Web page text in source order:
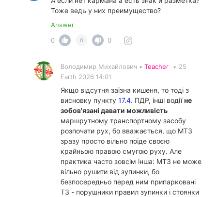
Тоже ведь у них преимущество?
Answer
0
0 0
Володимир Михайлович • Teacher • 25
Farth 2026 14:01
Якщо відсутня заїзна кишеня, то тоді з
висновку пункту 17.4. ПДР, інші водіїне
зобов'язані давати можливість
маршрутному транспортному засобу
розпочати рух, бо вважається, що МТЗ
зразу просто вільно поїде своєю
крайньою правою смугою руху. Але
практика часто зовсім інша: МТЗ не може
вільно рушити від зупинки, бо
безпосередньо перед ним припарковані
ТЗ - порушники правил зупинки і стоянки